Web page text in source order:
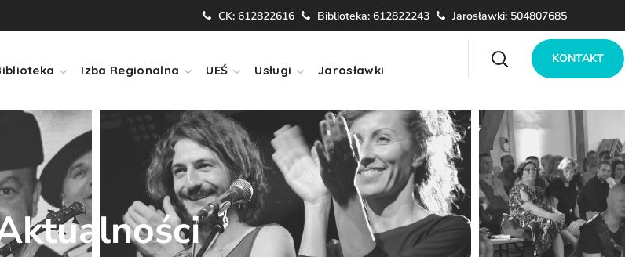
CK: 612822616 Biblioteka: 612822243 Jarosławki: 504807685
Izba Regionalna UEŚ Usługi Jarosławki
KONTAKT